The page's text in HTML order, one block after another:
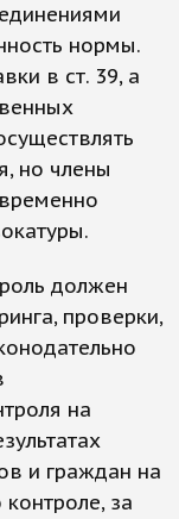
нормы.
в ст. 39, а
но члены
должен
проверки,
на
и граждан на
за